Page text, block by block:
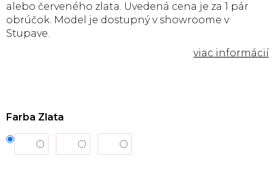
Farba Zlata
alebo červeného zlata. Uvedená cena je za 1 pár
obrúčok. Model je dostupný v showroome v
Stupave.